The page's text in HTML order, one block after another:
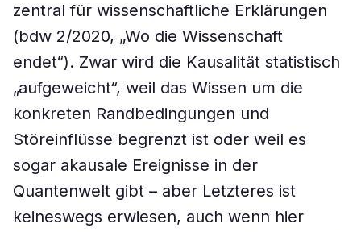
zentral für wissenschaftliche Erklärungen
(bdw 2/2020, „Wo die Wissenschaft
endet“). Zwar wird die Kausalität statistisch
„aufgeweicht“, weil das Wissen um die
konkreten Randbedingungen und
Störeinflüsse begrenzt ist oder weil es
sogar akausale Ereignisse in der
Quantenwelt gibt – aber Letzteres ist
keineswegs erwiesen, auch wenn hier